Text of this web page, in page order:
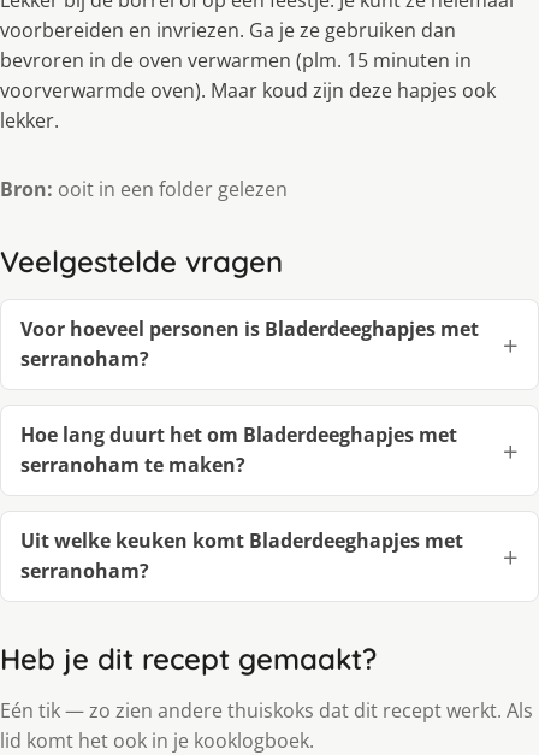
voorbereiden en invriezen. Ga je ze gebruiken dan
bevroren in de oven verwarmen (plm. 15 minuten in
voorverwarmde oven). Maar koud zijn deze hapjes ook
lekker.
Bron: ooit in een folder gelezen
Veelgestelde vragen
Voor hoeveel personen is Bladerdeeghapjes met
serranoham?
Hoe lang duurt het om Bladerdeeghapjes met
serranoham te maken?
Uit welke keuken komt Bladerdeeghapjes met
serranoham?
Heb je dit recept gemaakt?
Eén tik — zo zien andere thuiskoks dat dit recept werkt. Als
lid komt het ook in je kooklogboek.